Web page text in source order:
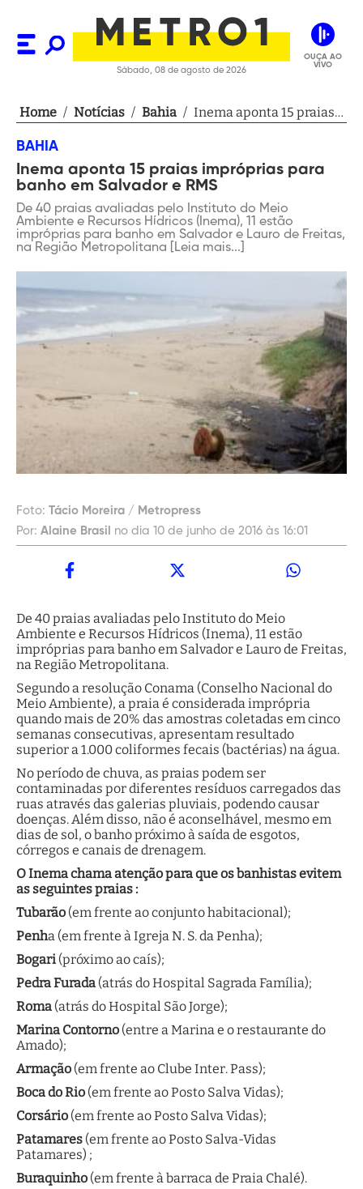
Sábado, 08 de agosto de 2026
OUÇA AO
VIVO
Home / Notícias / Bahia / Inema aponta 15 praias
BAHIA
Inema aponta 15 praias impróprias para
banho em Salvador e RMS
De 40 praias avaliadas pelo Instituto do Meio
Ambiente e Recursos Hídricos (Inema), 11 estão
impróprias para banho em Salvador e Lauro de Freitas,
na Região Metropolitana [Leia mais...]
Foto: Tácio Moreira / Metropress
Por: Alaine Brasil no dia 10 de junho de 2016 às 16:01
De 40 praias avaliadas pelo Instituto do Meio
Ambiente e Recursos Hídricos (Inema), 11 estão
impróprias para banho em Salvador e Lauro de Freitas,
na Região Metropolitana.
Segundo a resolução Conama (Conselho Nacional do
Meio Ambiente), a praia é considerada imprópria
quando mais de 20% das amostras coletadas em cinco
semanas consecutivas, apresentam resultado
superior a 1.000 coliformes fecais (bactérias) na água.
No período de chuva, as praias podem ser
contaminadas por diferentes resíduos carregados das
ruas através das galerias pluviais, podendo causar
doenças. Além disso, não é aconselhável, mesmo em
dias de sol, o banho próximo à saída de esgotos,
córregos e canais de drenagem.
O Inema chama atenção para que os banhistas evitem
as seguintes praias :
Tubarão (em frente ao conjunto habitacional);
Penha (em frente à Igreja N. S. da Penha);
Bogari (próximo ao caís);
Pedra Furada (atrás do Hospital Sagrada Família);
Roma (atrás do Hospital São Jorge);
Marina Contorno (entre a Marina e o restaurante do
Amado);
Armação (em frente ao Clube Inter. Pass);
Boca do Rio (em frente ao Posto Salva Vidas);
Corsário (em frente ao Posto Salva Vidas);
Patamares (em frente ao Posto Salva-Vidas
Patamares) ;
Buraquinho (em frente à barraca de Praia Chalé).